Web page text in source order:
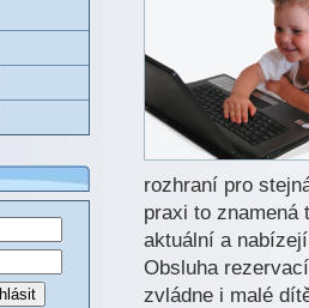
rozhraní pro
praxi to znamená
aktuální a
Obsluha
zvládne i malé